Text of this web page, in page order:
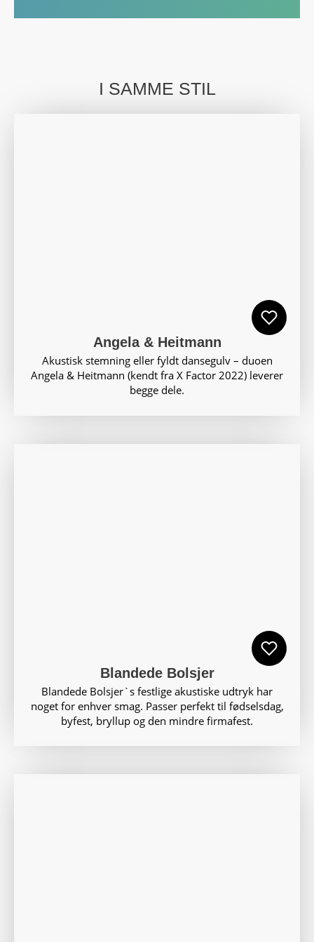
I SAMME STIL
Angela & Heitmann
Akustisk stemning eller fyldt dansegulv – duoen
Angela & Heitmann (kendt fra X Factor 2022) leverer
begge dele.
Blandede Bolsjer
Blandede Bolsjer`s festlige akustiske udtryk har
noget for enhver smag. Passer perfekt til fødselsdag,
byfest, bryllup og den mindre firmafest.